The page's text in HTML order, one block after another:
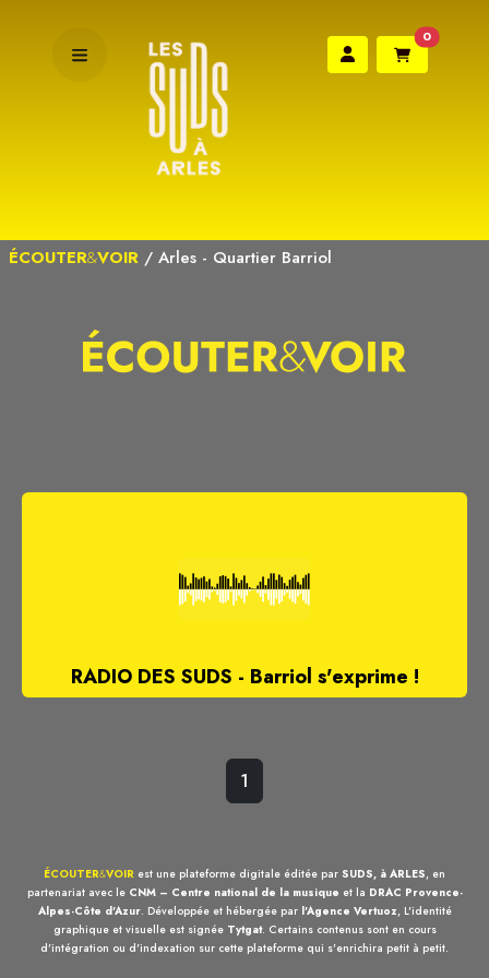
0
ÉCOUTER&VOIR / Arles - Quartier Barriol
RADIO DES SUDS - Barriol s'exprime !
1
ÉCOUTER&VOIR est une plateforme digitale éditée par SUDS, à ARLES, en
partenariat avec le CNM – Centre national de la musique et la DRAC Provence-
Alpes-Côte d'Azur. Développée et hébergée par l'Agence Vertuoz, L'identité
graphique et visuelle est signée Tytgat. Certains contenus sont en cours
d'intégration ou d'indexation sur cette plateforme qui s'enrichira petit à petit.